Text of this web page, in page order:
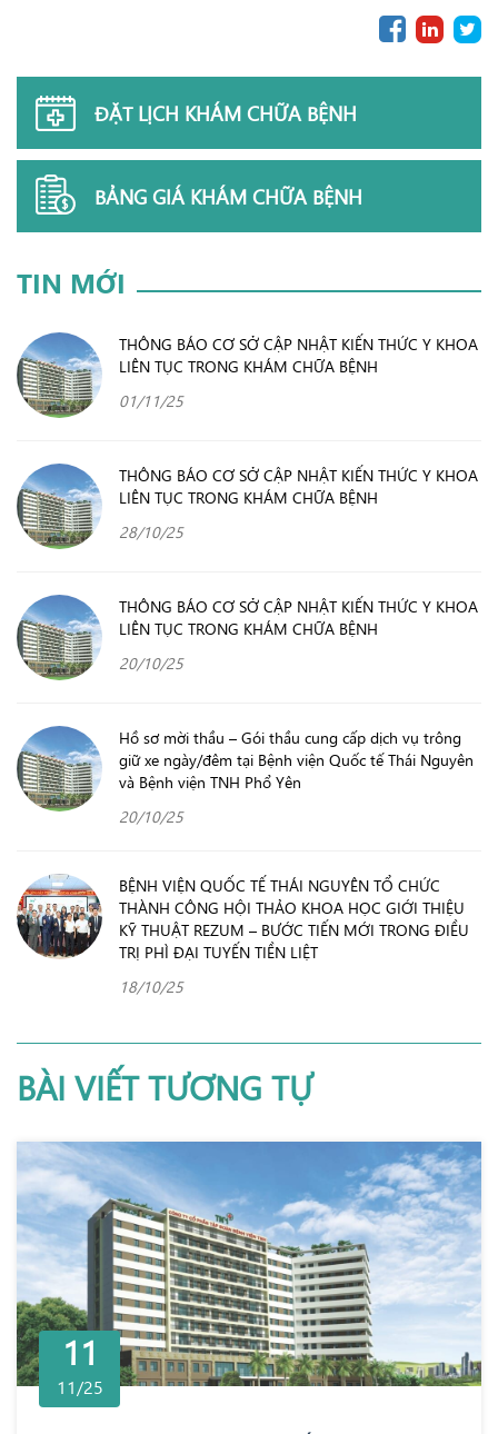
ĐẶT LỊCH KHÁM CHỮA BỆNH
BẢNG GIÁ KHÁM CHỮA BỆNH
TIN MỚI
THÔNG BÁO CƠ SỞ CẬP NHẬT KIẾN THỨC Y KHOA
LIÊN TỤC TRONG KHÁM CHỮA BỆNH
01/11/25
THÔNG BÁO CƠ SỞ CẬP NHẬT KIẾN THỨC Y KHOA
LIÊN TỤC TRONG KHÁM CHỮA BỆNH
28/10/25
THÔNG BÁO CƠ SỞ CẬP NHẬT KIẾN THỨC Y KHOA
LIÊN TỤC TRONG KHÁM CHỮA BỆNH
20/10/25
Hồ sơ mời thầu – Gói thầu cung cấp dịch vụ trông
giữ xe ngày/đêm tại Bệnh viện Quốc tế Thái Nguyên
và Bệnh viện TNH Phổ Yên
20/10/25
BỆNH VIỆN QUỐC TẾ THÁI NGUYÊN TỔ CHỨC
THÀNH CÔNG HỘI THẢO KHOA HỌC GIỚI THIỆU
KỸ THUẬT REZUM – BƯỚC TIẾN MỚI TRONG ĐIỀU
TRỊ PHÌ ĐẠI TUYẾN TIỀN LIỆT
18/10/25
BÀI VIẾT TƯƠNG TỰ
11
11/25